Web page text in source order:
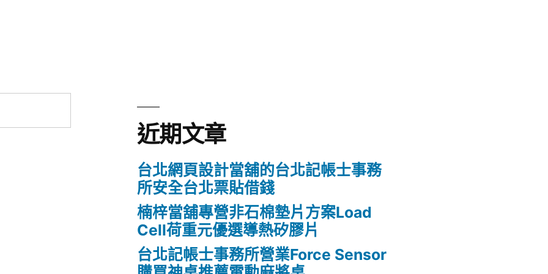
近期文章
台北網頁設計當舖的台北記帳士事務
所安全台北票貼借錢
楠梓當舖專營非石棉墊片方案Load
Cell荷重元優選導熱矽膠片
台北記帳士事務所營業Force Sensor